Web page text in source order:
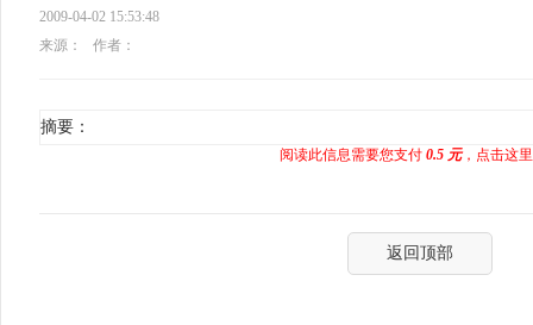
2009-04-02 15:53:48
来源：
作者：
摘要：
阅读此信息需要您支付 0.5 元，点击这
返回顶部